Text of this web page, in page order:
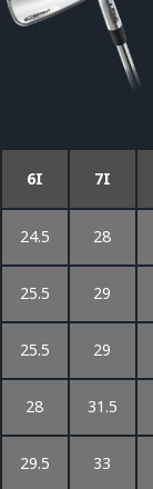
6I 7I
24.5 28
25.5 29
25.5 29
28 31.5
29.5 33